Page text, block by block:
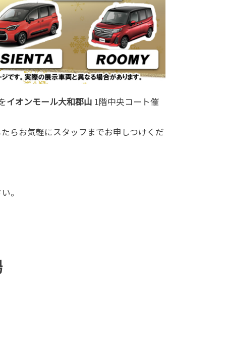
イオンモール大和郡山 1階中央コート催
らお気軽にスタッフまでお申しつけくだ
。